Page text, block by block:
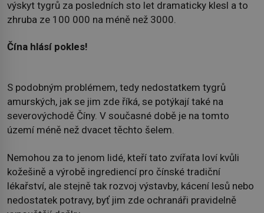
výskyt tygrů za posledních sto let dramaticky klesl a to
zhruba ze 100 000 na méně než 3000.
Čína hlásí pokles!
S podobným problémem, tedy nedostatkem tygrů
amurských, jak se jim zde říká, se potýkají také na
severovýchodě Číny. V současné době je na tomto
území méně než dvacet těchto šelem.
Nemohou za to jenom lidé, kteří tato zvířata loví kvůli
kožešině a výrobě ingrediencí pro čínské tradiční
lékařství, ale stejně tak rozvoj výstavby, kácení lesů nebo
nedostatek potravy, byť jim zde ochranáři pravidelně